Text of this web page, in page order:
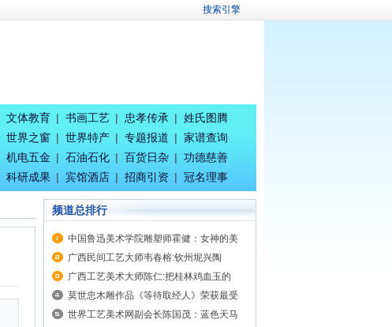
搜索引擎
文体教育 | 书画工艺 | 忠孝传承 | 姓氏图腾
世界之窗 | 世界特产 | 专题报道 | 家谱查询
机电五金 | 石油石化 | 百货日杂 | 功德慈善
科研成果 | 宾馆酒店 | 招商引资 | 冠名理事
频道总排行
中国鲁迅美术学院雕塑师霍健：女神的美
广西民间工艺大师韦春榕:钦州坭兴陶
广西工艺美术大师陈仁:把桂林鸡血玉的
莫世忠木雕作品《等待取经人》荣获最受
世界工艺美术网副会长陈国茂：蓝色天马